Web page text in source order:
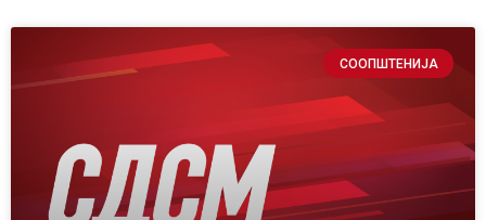
СООПШТЕНИЈА